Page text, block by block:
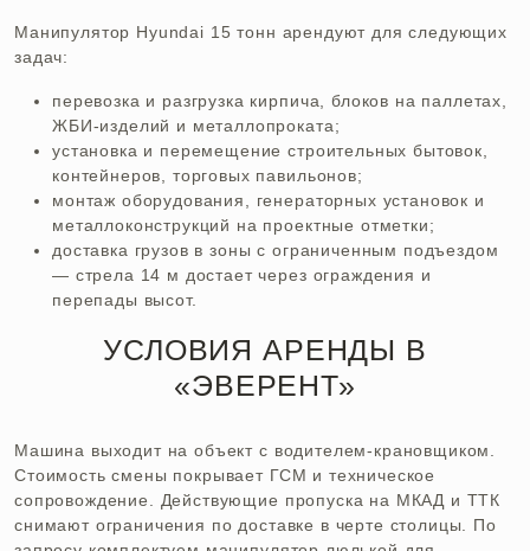
Манипулятор Hyundai 15 тонн арендуют для следующих
задач:
перевозка и разгрузка кирпича, блоков на паллетах,
ЖБИ-изделий и металлопроката;
установка и перемещение строительных бытовок,
контейнеров, торговых павильонов;
монтаж оборудования, генераторных установок и
металлоконструкций на проектные отметки;
доставка грузов в зоны с ограниченным подъездом
— стрела 14 м достает через ограждения и
перепады высот.
УСЛОВИЯ АРЕНДЫ В
«ЭВЕРЕНТ»
Машина выходит на объект с водителем-крановщиком.
Стоимость смены покрывает ГСМ и техническое
сопровождение. Действующие пропуска на МКАД и ТТК
снимают ограничения по доставке в черте столицы. По